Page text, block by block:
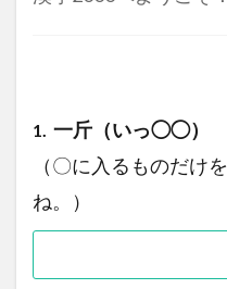
1. 一斤（いっ◯◯）
（〇に入るものだけを
ね。）